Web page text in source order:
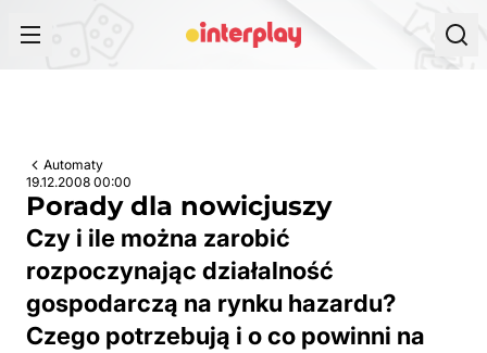
Automaty
19.12.2008 00:00
Porady dla nowicjuszy
Czy i ile można zarobić
rozpoczynając działalność
gospodarczą na rynku hazardu?
Czego potrzebują i o co powinni na